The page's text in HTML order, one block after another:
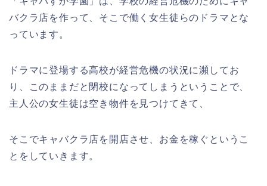
バクラ店を作って、そこで働く女生徒らのドラマとな
っています。
ドラマに登場する高校が経営危機の状況に瀕してお
り、このままだと閉校になってしまうということで、
主人公の女生徒は空き物件を見つけてきて、
そこでキャバクラ店を開店させ、お金を稼ぐというこ
とをしていきます。